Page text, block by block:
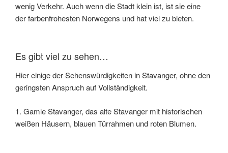
wenig Verkehr. Auch wenn die Stadt klein ist, ist sie eine
der farbenfrohesten Norwegens und hat viel zu bieten.
Es gibt viel zu sehen…
Hier einige der Sehenswürdigkeiten in Stavanger, ohne den
geringsten Anspruch auf Vollständigkeit.
1. Gamle Stavanger, das alte Stavanger mit historischen
weißen Häusern, blauen Türrahmen und roten Blumen.